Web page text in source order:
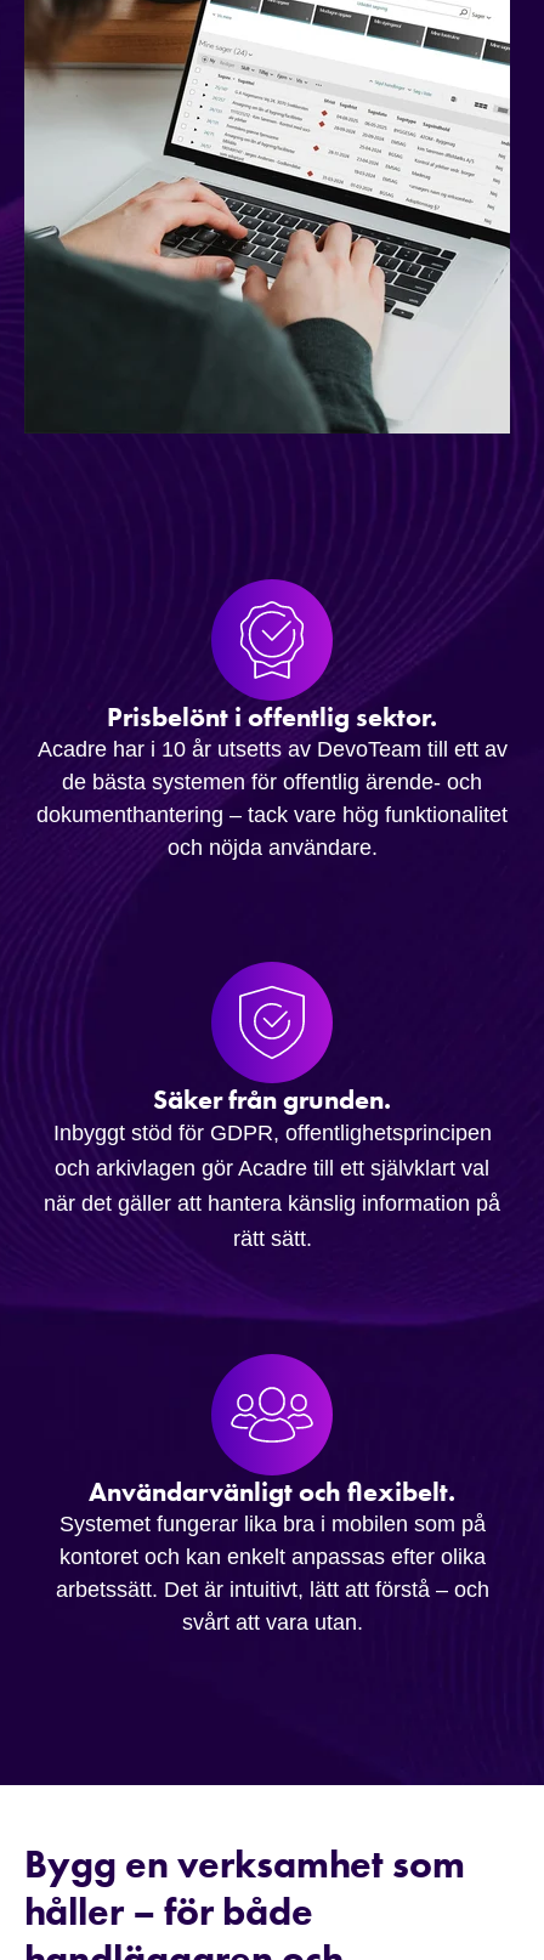
Prisbelönt i offentlig sektor.
Acadre har i 10 år utsetts av DevoTeam till ett av
de bästa systemen för offentlig ärende- och
dokumenthantering – tack vare hög funktionalitet
och nöjda användare.
Säker från grunden.
Inbyggt stöd för GDPR, offentlighetsprincipen
och arkivlagen gör Acadre till ett självklart val
när det gäller att hantera känslig information på
rätt sätt.
Användarvänligt och flexibelt.
Systemet fungerar lika bra i mobilen som på
kontoret och kan enkelt anpassas efter olika
arbetssätt. Det är intuitivt, lätt att förstå – och
svårt att vara utan.
Bygg en verksamhet som
håller – för både